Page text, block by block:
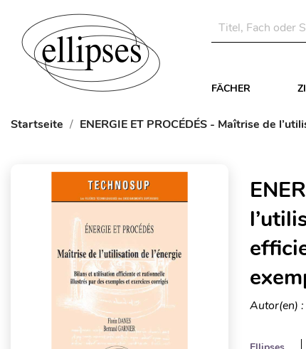
FÄCHER
Startseite ENERGIE ET PROCÉDÉS - Maîtrise de
Autor(en) :